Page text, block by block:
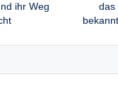
ihr Weg
das